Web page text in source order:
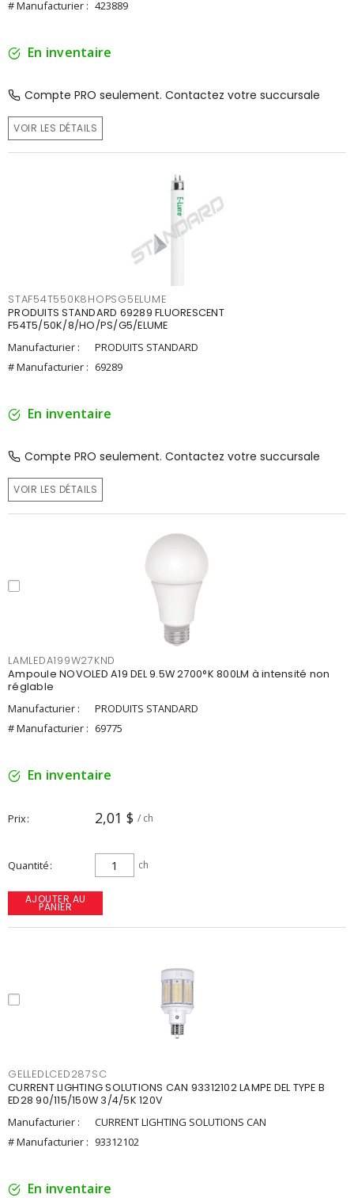
# Manufacturier : 423889
En inventaire
Compte PRO seulement. Contactez votre succursale
VOIR LES DÉTAILS
STAF54T550K8HOPSG5ELUME
PRODUITS STANDARD 69289 FLUORESCENT
F54T5/50K/8/HO/PS/G5/ELUME
Manufacturier :
PRODUITS STANDARD
# Manufacturier : 69289
En inventaire
Compte PRO seulement. Contactez votre succursale
VOIR LES DÉTAILS
LAMLEDA199W27KND
Ampoule NOVOLED A19 DEL 9.5W 2700°K 800LM à intensité non
réglable
Manufacturier :
PRODUITS STANDARD
# Manufacturier : 69775
En inventaire
Prix 2,01 $ / ch
Quantité ch
AJOUTER AU
PANIER
GELLEDLCED287SC
CURRENT LIGHTING SOLUTIONS CAN 93312102 LAMPE DEL TYPE B
ED28 90/115/150W 3/4/5K 120V
Manufacturier :
CURRENT LIGHTING SOLUTIONS CAN
# Manufacturier : 93312102
En inventaire